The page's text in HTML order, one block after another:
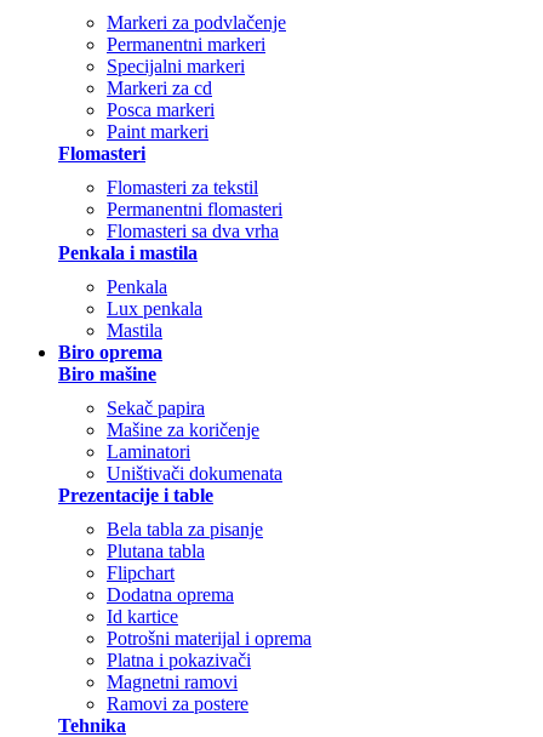
Markeri za podvlačenje
Permanentni markeri
Specijalni markeri
Markeri za cd
Posca markeri
Paint markeri
Flomasteri
Flomasteri za tekstil
Permanentni flomasteri
Flomasteri sa dva vrha
Penkala i mastila
Penkala
Lux penkala
Mastila
Biro oprema
Biro mašine
Sekač papira
Mašine za koričenje
Laminatori
Uništivači dokumenata
Prezentacije i table
Bela tabla za pisanje
Plutana tabla
Flipchart
Dodatna oprema
Id kartice
Potrošni materijal i oprema
Platna i pokazivači
Magnetni ramovi
Ramovi za postere
Tehnika